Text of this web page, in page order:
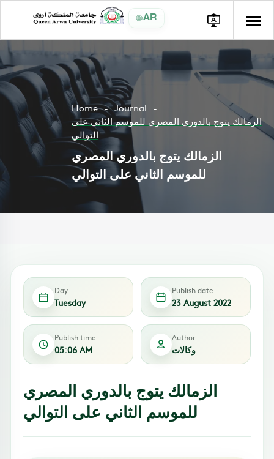
AR
Home
Journal
الزمالك يتوج بالدوري المصري للموسم الثاني على
التوالي
الزمالك يتوج بالدوري المصري
للموسم الثاني على التوالي
Day
Tuesday
Publish date
23 August 2022
Publish time
05:06 AM
Author
وكالات
الزمالك يتوج بالدوري المصري
للموسم الثاني على التوالي